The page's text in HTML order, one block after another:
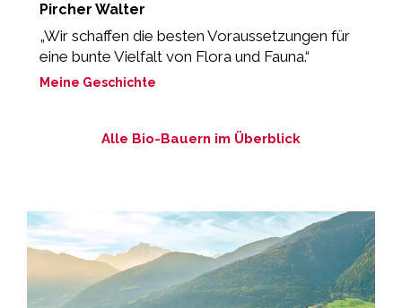
Pircher Walter
„Wir schaffen die besten Voraussetzungen für
eine bunte Vielfalt von Flora und Fauna.“
Meine Geschichte
Alle Bio-Bauern im Überblick